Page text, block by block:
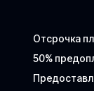
Отсрочка
50%